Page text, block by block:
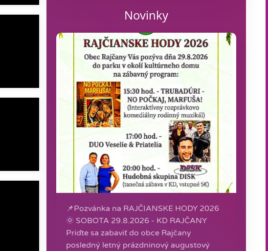
Novinky
📌Pozvánka na RAJČIANSKE HODY 2026
🌞 SOBOTA 29.8.2026 - KD RAJČANY
Príďte sa zabaviť do obce Rajčany
posledný letný prázdninový augustový